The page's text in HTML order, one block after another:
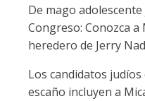
De mago
Congreso: Conozca
heredero de Jerry
Los candidatos
escaño incluyen a